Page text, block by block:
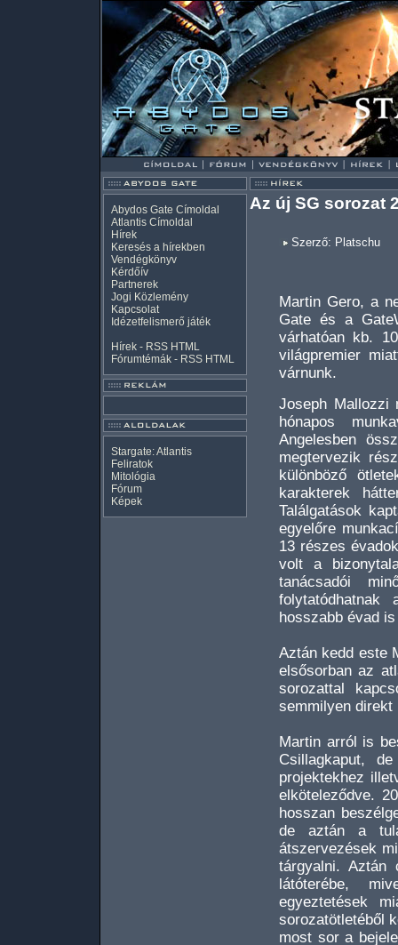
Abydos Gate Címoldal
Atlantis Címoldal
Hírek
Keresés a hírekben
Vendégkönyv
Kérdőív
Partnerek
Jogi Közlemény
Kapcsolat
Idézetfelismerő játék
Hírek - RSS HTML
Fórumtémák - RSS HTML
Stargate: Atlantis
Feliratok
Mitológia
Fórum
Képek
Az új SG sorozat
Szerző: Platschu
Martin Gero, a
Gate és a
várhatóan kb.
világpremier
várnunk.
Joseph Mallozzi
hónapos
Angelesben
megtervezik
különböző
karakterek
Találgatások
egyelőre
13 részes
volt a
tanácsadói
hosszabb évad
Aztán kedd este
elsősorban az
sorozattal
semmilyen
Martin arról is
Csillagkaput,
projektekhez
elköteleződve.
hosszan
de aztán a
átszervezések
tárgyalni. Aztán
látóterébe,
egyeztetések
sorozatötletéből
most sor a